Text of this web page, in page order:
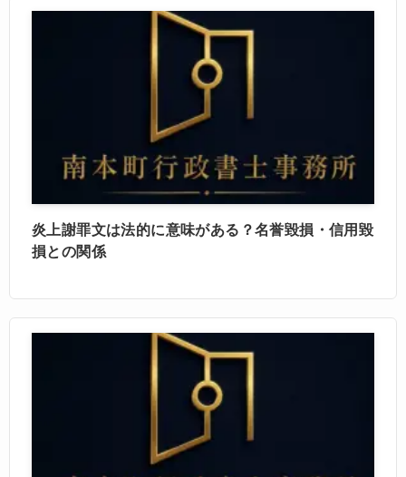
炎上謝罪文は法的に意味がある？名誉毀損・信用毀
損との関係